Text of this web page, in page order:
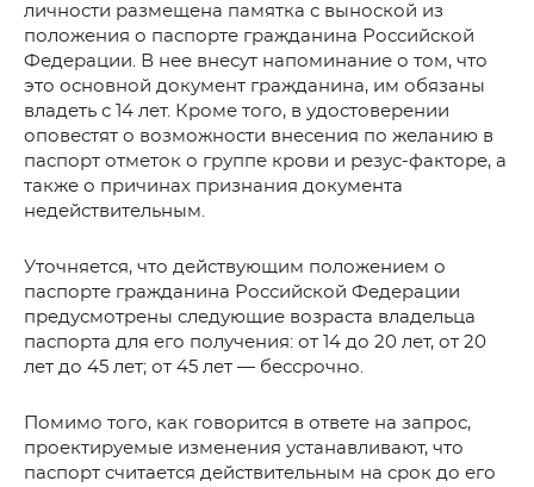
личности размещена памятка с выноской из
положения о паспорте гражданина Российской
Федерации. В нее внесут напоминание о том, что
это основной документ гражданина, им обязаны
владеть с 14 лет. Кроме того, в удостоверении
оповестят о возможности внесения по желанию в
паспорт отметок о группе крови и резус-факторе, а
также о причинах признания документа
недействительным.
Уточняется, что действующим положением о
паспорте гражданина Российской Федерации
предусмотрены следующие возраста владельца
паспорта для его получения: от 14 до 20 лет, от 20
лет до 45 лет; от 45 лет — бессрочно.
Помимо того, как говорится в ответе на запрос,
проектируемые изменения устанавливают, что
паспорт считается действительным на срок до его